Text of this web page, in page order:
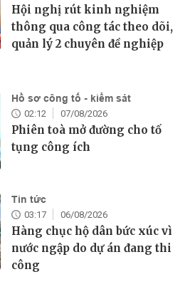
Hội nghị rút kinh nghiệm
thông qua công tác theo dõi,
quản lý 2 chuyên đề nghiệp
Hồ sơ công tố - kiểm sát
02:12 07/08/2026
Phiên toà mở đường cho tố
tụng công ích
Tin tức
03:17 06/08/2026
Hàng chục hộ dân bức xúc vì
nước ngập do dự án đang thi
công